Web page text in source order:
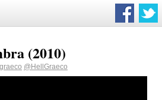
(2010)
@HellGraeco